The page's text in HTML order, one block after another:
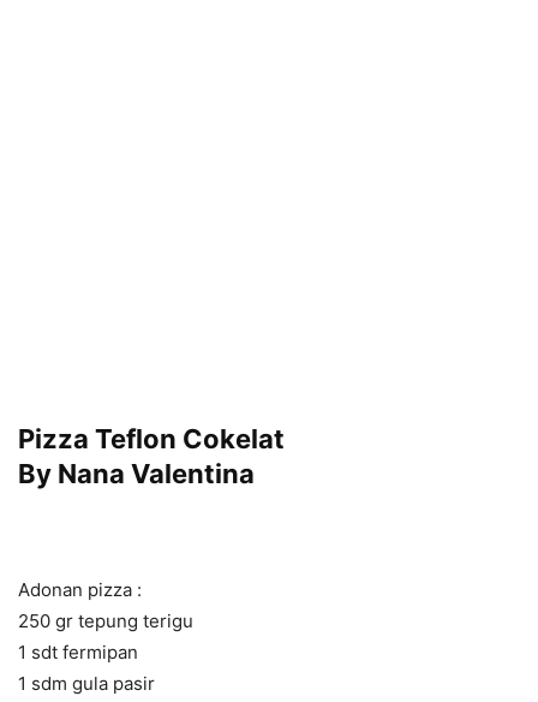
Pizza Teflon Cokelat
By Nana Valentina
Adonan pizza :
250 gr tepung terigu
1 sdt fermipan
1 sdm gula pasir